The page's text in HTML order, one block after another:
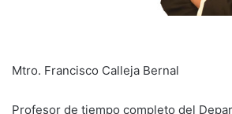
Mtro. Francisco Calleja Bernal
Profesor de tiempo completo del